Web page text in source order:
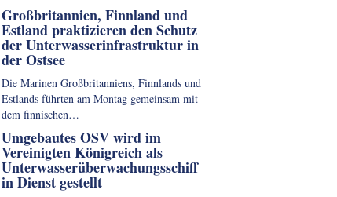
Großbritannien, Finnland und
Estland praktizieren den Schutz
der Unterwasserinfrastruktur in
der Ostsee
Die Marinen Großbritanniens, Finnlands und
Estlands führten am Montag gemeinsam mit
dem finnischen…
Umgebautes OSV wird im
Vereinigten Königreich als
Unterwasserüberwachungsschiff
in Dienst gestellt